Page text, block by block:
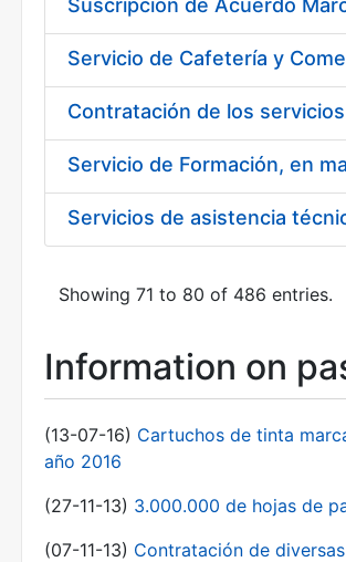
Contratación de los
Servicios de asistencia
Showing 71 to 80 of 486 entries.
Information on
(13-07-16) Cartuchos de tinta
año 2016
(27-11-13) 3.000.000 de hojas de
(07-11-13) Contratación de